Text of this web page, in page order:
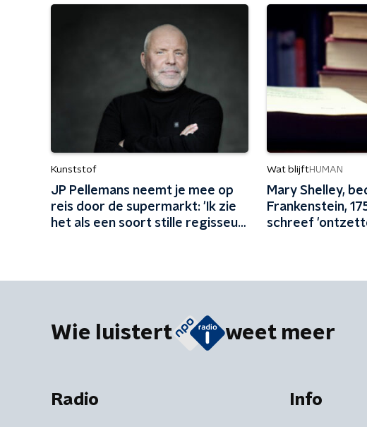
Kunststof
JP Pellemans neemt je mee op
reis door de supermarkt: 'Ik zie
het als een soort stille regisseur
Wat blijftHUMAN
Mary Shelley,
Frankenstein,
schreef
Wie luistert weet meer
Radio Info